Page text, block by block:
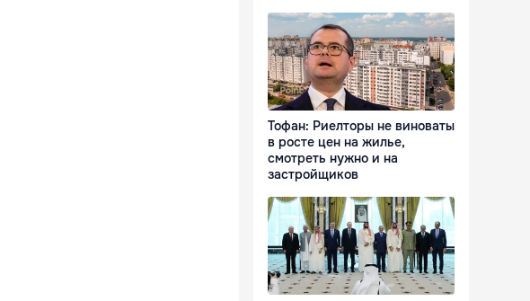
Тофан: Риелторы не виноваты
в росте цен на жилье,
смотреть нужно и на
застройщиков